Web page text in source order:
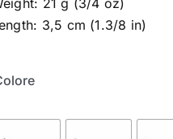
21 g (3/4 oz)
3,5 cm (1.3/8 in)